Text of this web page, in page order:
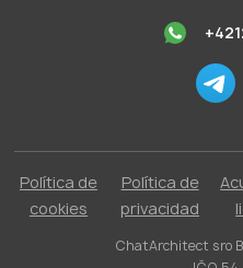
Política de
cookies
Política de
privacidad
ChatArchitect sro